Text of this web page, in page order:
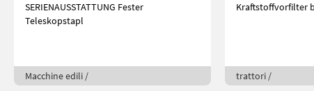
SERIENAUSSTATTUNG Fester
Teleskopstapl
Macchine edili /
Kraftstoffvorfilter
trattori /